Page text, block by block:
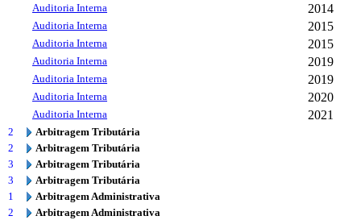
Auditoria Interna 2014
Auditoria Interna 2015
Auditoria Interna 2015
Auditoria Interna 2019
Auditoria Interna 2019
Auditoria Interna 2020
Auditoria Interna 2021
2
Arbitragem Tributária
2
Arbitragem Tributária
3
Arbitragem Tributária
3
Arbitragem Tributária
1
Arbitragem Administrativa
2
Arbitragem Administrativa